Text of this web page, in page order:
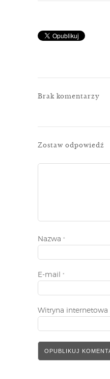
Brak komentarzy
Zostaw odpowiedź
Nazwa *
E-mail *
Witryna internetowa